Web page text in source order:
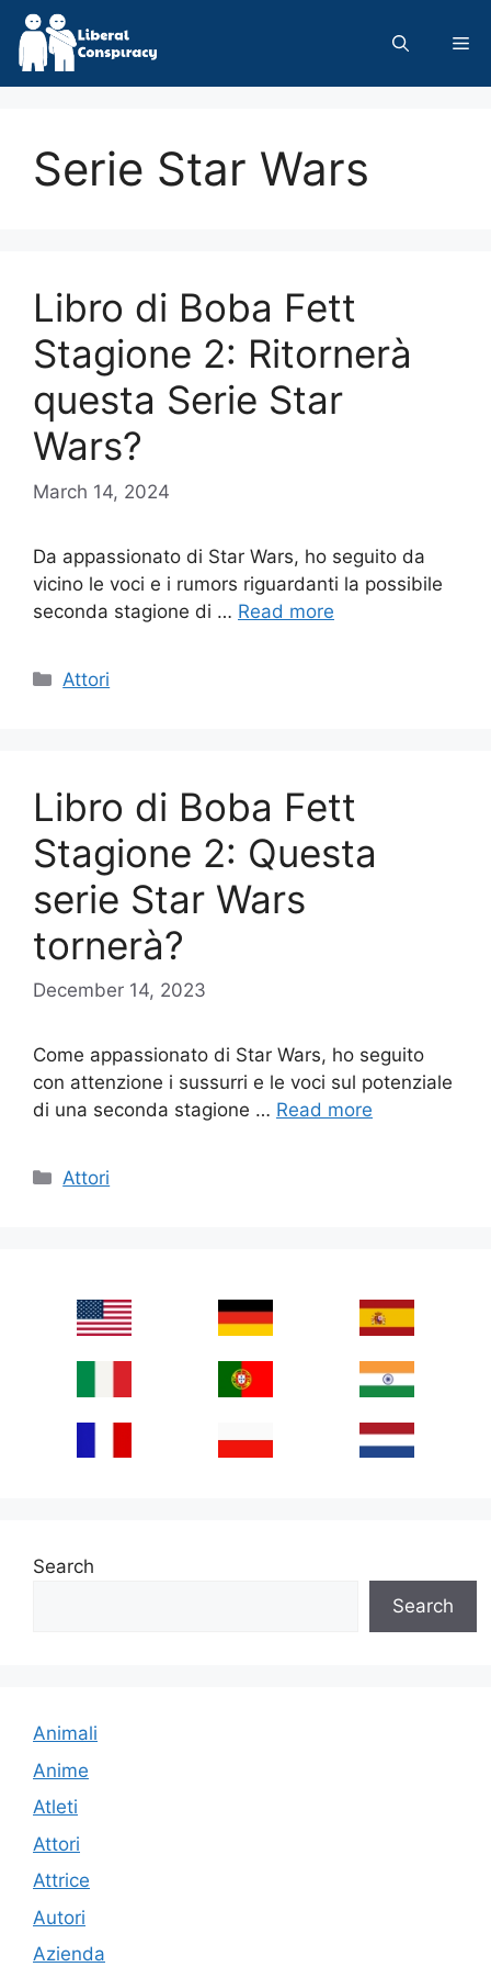
Skip
content
Serie Star Wars
Libro di Boba Fett
Stagione 2: Ritornerà
questa Serie Star
Wars?
March 14, 2024
Da appassionato di Star Wars, ho seguito da
vicino le voci e i rumors riguardanti la possibile
seconda stagione di … Read more
Categories
Attori
Libro di Boba Fett
Stagione 2: Questa
serie Star Wars
tornerà?
December 14, 2023
Come appassionato di Star Wars, ho seguito
con attenzione i sussurri e le voci sul potenziale
di una seconda stagione … Read more
Categories
Attori
Search
Search
Animali
Anime
Atleti
Attori
Attrice
Autori
Azienda